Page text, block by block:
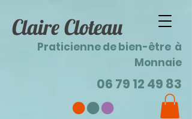
Claire Cloteau
Praticienne de bien-être à
Monnaie
06 79 12 49 83